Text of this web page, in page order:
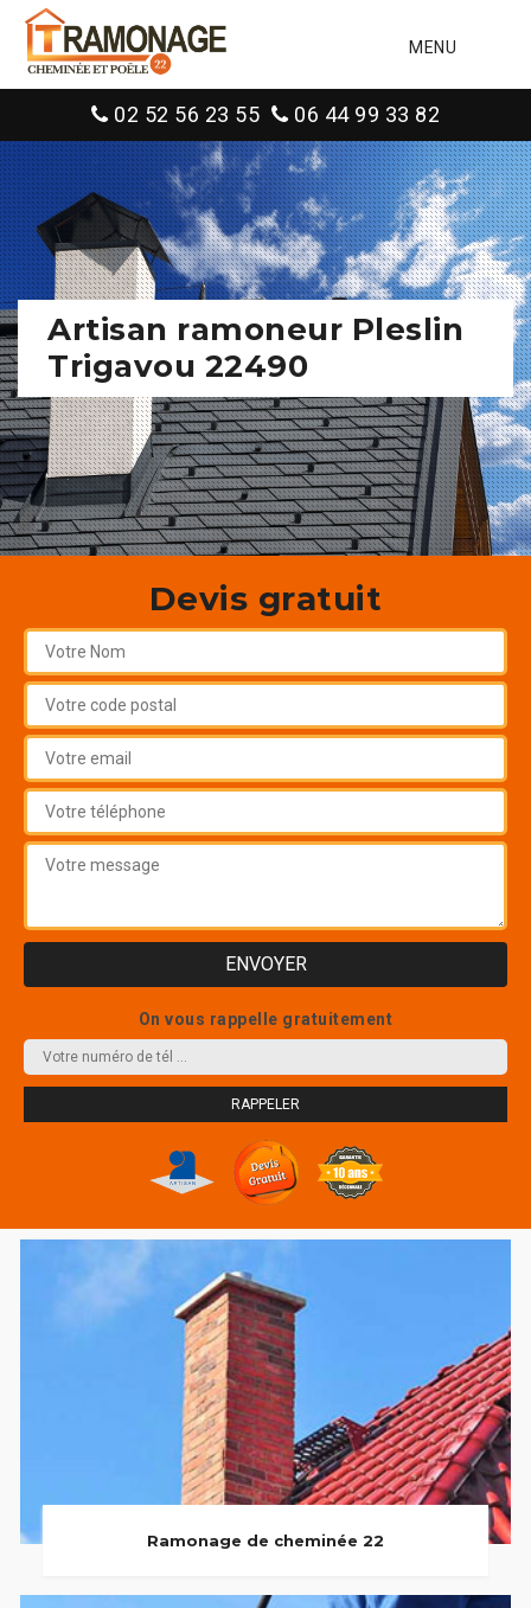
MENU
02 52 56 23 55 06 44 99 33 82
Artisan ramoneur Pleslin
Trigavou 22490
Devis gratuit
On vous rappelle gratuitement
Ramonage de cheminée 22